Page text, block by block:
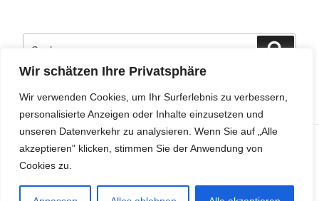
Wir schätzen Ihre Privatsphäre
Wir verwenden Cookies, um Ihr Surferlebnis zu verbessern,
personalisierte Anzeigen oder Inhalte einzusetzen und
unseren Datenverkehr zu analysieren. Wenn Sie auf „Alle
akzeptieren" klicken, stimmen Sie der Anwendung von
Cookies zu.
© St. Johanneszweigverein Rottenberg e.V.
Privacy & Cookies: This site uses cookies. By continuing to use this
website, you agree to their use.
To find out more, including how to control cookies, see here: